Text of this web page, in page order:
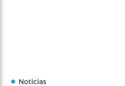
Noticias